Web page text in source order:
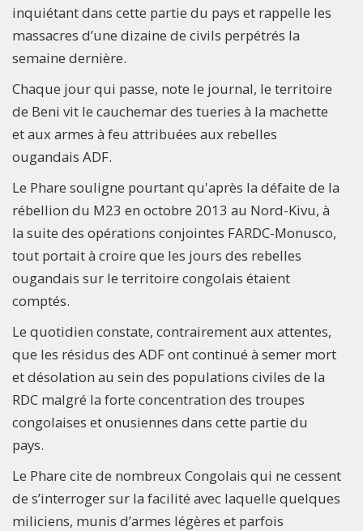
inquiétant dans cette partie du pays et rappelle les
massacres d’une dizaine de civils perpétrés la
semaine dernière.
Chaque jour qui passe, note le journal, le territoire
de Beni vit le cauchemar des tueries à la machette
et aux armes à feu attribuées aux rebelles
ougandais ADF.
Le Phare souligne pourtant qu'après la défaite de la
rébellion du M23 en octobre 2013 au Nord-Kivu, à
la suite des opérations conjointes FARDC-Monusco,
tout portait à croire que les jours des rebelles
ougandais sur le territoire congolais étaient
comptés.
Le quotidien constate, contrairement aux attentes,
que les résidus des ADF ont continué à semer mort
et désolation au sein des populations civiles de la
RDC malgré la forte concentration des troupes
congolaises et onusiennes dans cette partie du
pays.
Le Phare cite de nombreux Congolais qui ne cessent
de s’interroger sur la facilité avec laquelle quelques
miliciens, munis d’armes légères et parfois